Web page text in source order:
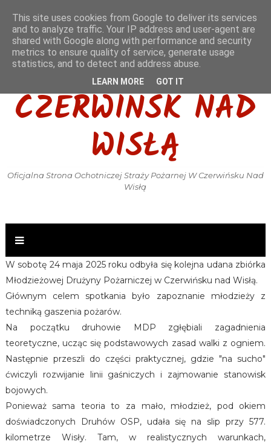
OSP KSRG
CZERWIŃSK NAD
WISŁĄ
Oficjalna Strona Ochotniczej Straży Pożarnej W Czerwińsku Nad
Wisłą
W sobotę 24 maja 2025 roku odbyła się kolejna udana zbiórka
Młodzieżowej Drużyny Pożarniczej w Czerwińsku nad Wisłą.
Głównym celem spotkania było zapoznanie młodzieży z
techniką gaszenia pożarów.
Na początku druhowie MDP zgłębiali zagadnienia
teoretyczne, ucząc się podstawowych zasad walki z ogniem.
Następnie przeszli do części praktycznej, gdzie "na sucho"
ćwiczyli rozwijanie linii gaśniczych i zajmowanie stanowisk
bojowych.
Ponieważ sama teoria to za mało, młodzież, pod okiem
doświadczonych Druhów OSP, udała się na slip przy 577.
kilometrze Wisły. Tam, w realistycznych warunkach,
This site uses cookies from Google to deliver its services
and to analyze traffic. Your IP address and user-agent are
shared with Google along with performance and security
metrics to ensure quality of service, generate usage
statistics, and to detect and address abuse.
LEARN MORE GOT IT